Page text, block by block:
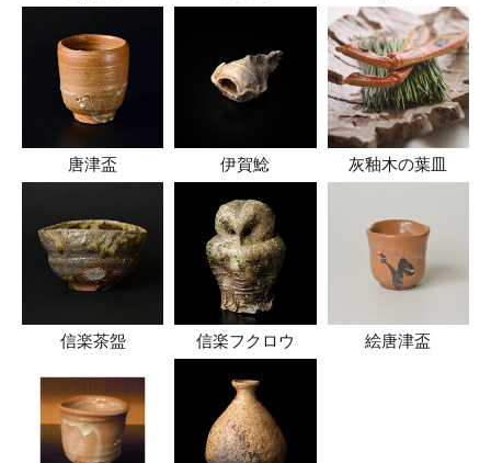
唐津盃 伊賀鯰 灰釉木の葉皿
信楽茶盌 信楽フクロウ 絵唐津盃